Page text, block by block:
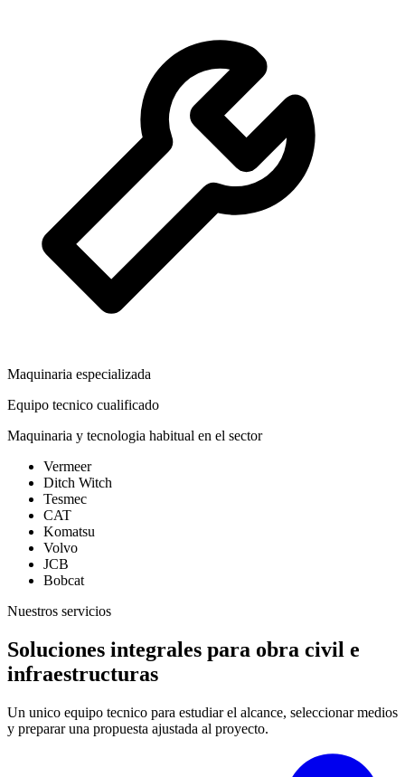
Maquinaria especializada
Equipo tecnico cualificado
Maquinaria y tecnologia habitual en el sector
Vermeer
Ditch Witch
Tesmec
CAT
Komatsu
Volvo
JCB
Bobcat
Nuestros servicios
Soluciones integrales para obra civil e
infraestructuras
Un unico equipo tecnico para estudiar el alcance, seleccionar medios
y preparar una propuesta ajustada al proyecto.